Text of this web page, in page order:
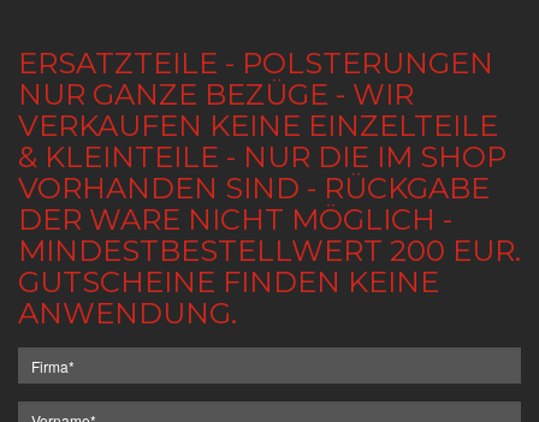
ERSATZTEILE - POLSTERUNGEN
NUR GANZE BEZÜGE - WIR
VERKAUFEN KEINE EINZELTEILE
& KLEINTEILE - NUR DIE IM SHOP
VORHANDEN SIND - RÜCKGABE
DER WARE NICHT MÖGLICH -
MINDESTBESTELLWERT 200 EUR.
GUTSCHEINE FINDEN KEINE
ANWENDUNG.